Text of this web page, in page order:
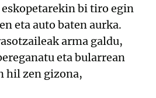
bi tiro egin
eta auto baten aurka.
arma galdu,
eta bularrean
hil zen gizona,